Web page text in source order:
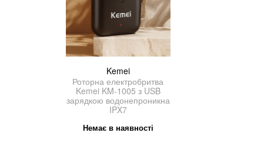
Kemei
Роторна електробритва
Kemei KM-1005 з USB
зарядкою водонепроникна
IPX7
Немає в наявності